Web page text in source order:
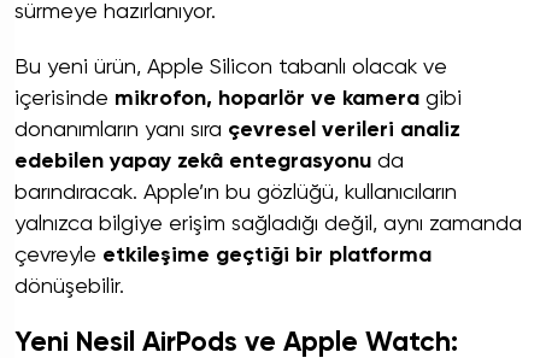
sürmeye hazırlanıyor.
Bu yeni ürün, Apple Silicon tabanlı olacak ve
içerisinde mikrofon, hoparlör ve kamera gibi
donanımların yanı sıra çevresel verileri analiz
edebilen yapay zekâ entegrasyonu da
barındıracak. Apple’ın bu gözlüğü, kullanıcıların
yalnızca bilgiye erişim sağladığı değil, aynı zamanda
çevreyle etkileşime geçtiği bir platforma
dönüşebilir.
Yeni Nesil AirPods ve Apple Watch: